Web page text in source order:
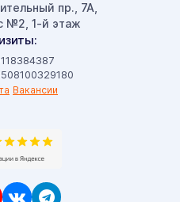
пр., 7А,
№2, 1-й этаж
Вакансии